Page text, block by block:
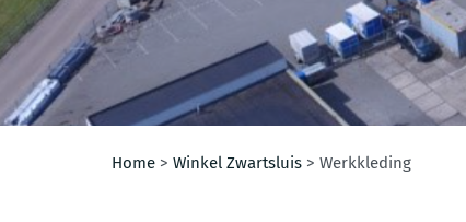
Home > Winkel Zwartsluis > Werkkleding